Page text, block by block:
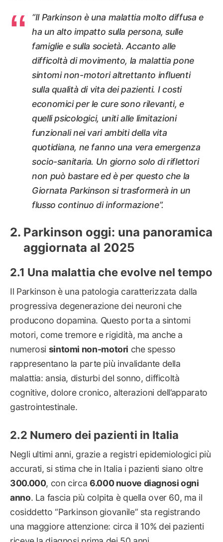
“Il Parkinson è una malattia molto diffusa e
ha un alto impatto sulla persona, sulle
famiglie e sulla società. Accanto alle
difficoltà di movimento, la malattia pone
sintomi non-motori altrettanto influenti
sulla qualità di vita dei pazienti. I costi
economici per le cure sono rilevanti, e
quelli psicologici, uniti alle limitazioni
funzionali nei vari ambiti della vita
quotidiana, ne fanno una vera emergenza
socio-sanitaria. Un giorno solo di riflettori
non può bastare ed è per questo che la
Giornata Parkinson si trasformerà in un
flusso continuo di informazione”.
Parkinson oggi: una panoramica
aggiornata al 2025
Una malattia che evolve nel tempo
Il Parkinson è una patologia caratterizzata dalla
progressiva degenerazione dei neuroni che
producono dopamina. Questo porta a sintomi
motori, come tremore e rigidità, ma anche a
numerosi sintomi non-motori che spesso
rappresentano la parte più invalidante della
malattia: ansia, disturbi del sonno, difficoltà
cognitive, dolore cronico, alterazioni dell’apparato
gastrointestinale.
Numero dei pazienti in Italia
Negli ultimi anni, grazie a registri epidemiologici più
accurati, si stima che in Italia i pazienti siano oltre
300.000, con circa 6.000 nuove diagnosi ogni
anno. La fascia più colpita è quella over 60, ma il
cosiddetto “Parkinson giovanile” sta registrando
una maggiore attenzione: circa il 10% dei pazienti